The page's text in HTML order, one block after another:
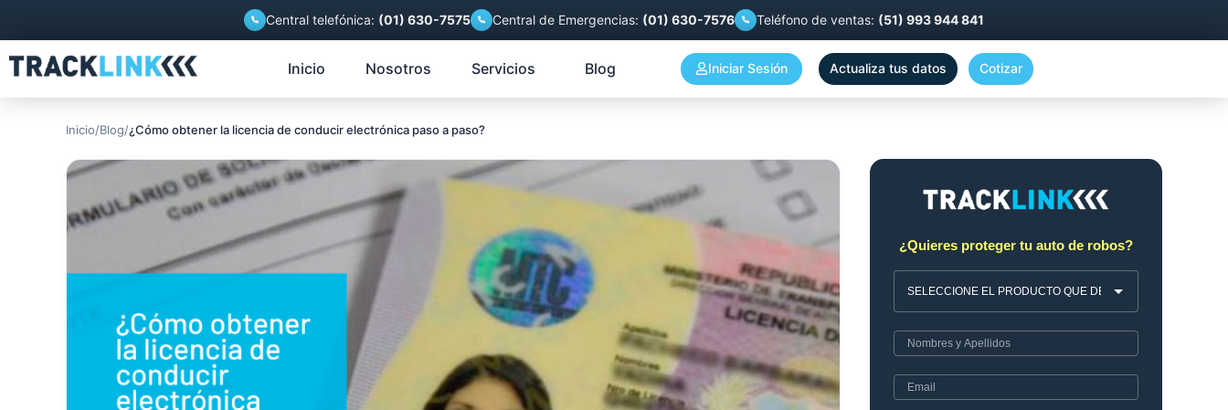
Central telefónica: (01) 630-7575 Central de Emergencias: (01) 630-7576 Teléfono de ventas: (51) 993 944 841
Inicio Nosotros Servicios Blog Iniciar Sesión Actualiza tus datos Cotizar
Inicio/Blog/¿Cómo obtener la licencia de conducir electrónica paso a paso?
¿Quieres proteger tu auto de robos?